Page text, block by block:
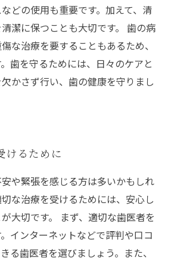
どの使用も重要です。加えて、清
潔に保つことも大切です。 歯の病
な治療を要することもあるため、
歯を守るためには、日々のケアと
かさず行い、歯の健康を守りまし
けるために
や緊張を感じる方は多いかもしれ
な治療を受けるためには、安心し
大切です。 まず、適切な歯医者を
インターネットなどで評判や口コ
る歯医者を選びましょう。また、